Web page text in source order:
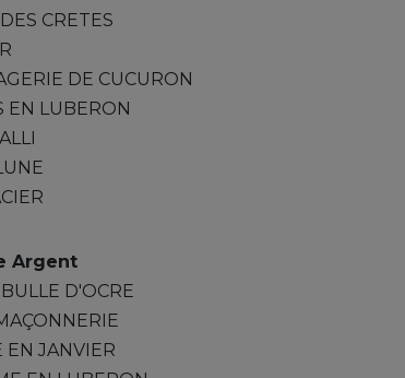
CRETES
DE CUCURON
EN LUBERON
Argent
D'OCRE
EN JANVIER